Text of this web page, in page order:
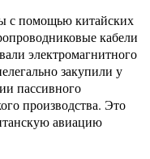
с помощью китайских
кабели
электромагнитного
закупили у
пассивного
производства. Это
авиацию